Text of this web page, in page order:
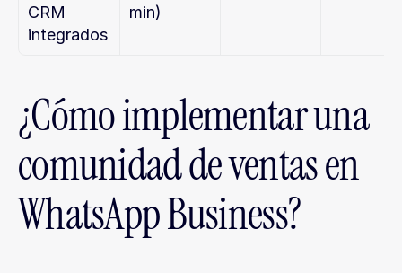
CRM
integrados
min)
¿Cómo implementar una
comunidad de ventas en
WhatsApp Business?